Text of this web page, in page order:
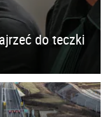
do teczki